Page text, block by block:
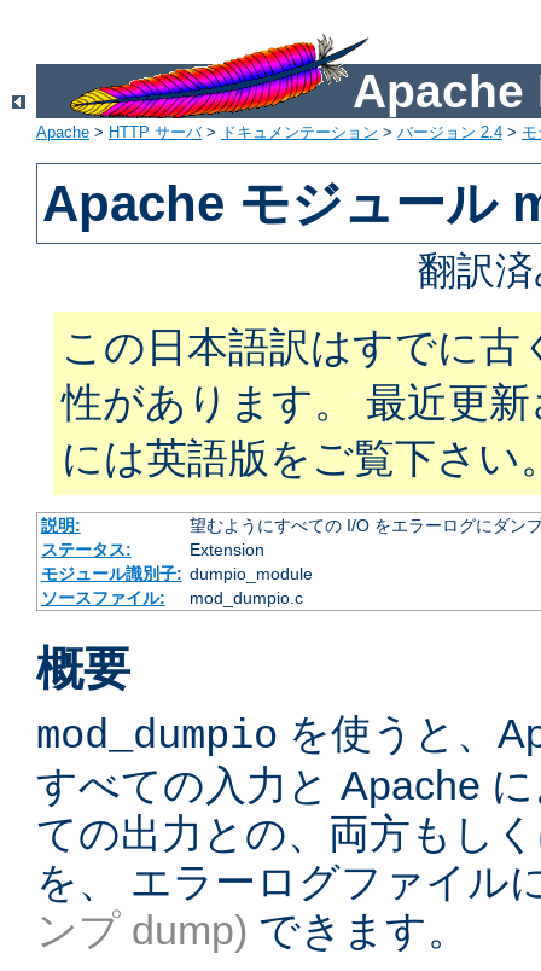
Apache
Apache > HTTP サーバ> ドキュメンテーション > バージョン 2.4 >
Apache モジュール
翻訳
この日本語訳はすでに古
性があります。 最近更
には英語版をご覧下さい
説明:
望むようにすべての I/O をエラーログにダン
ステータス:
Extension
モジュール識別子: dumpio_module
ソースファイル:
mod_dumpio.c
概要
mod_dumpio を使うと、
すべての入力と Apache
ての出力との、両方もし
を、 エラーログファイル
ンプ dump) できます。